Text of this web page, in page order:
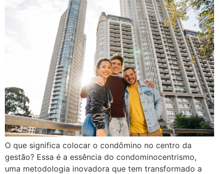
O que significa colocar o condômino no centro da
gestão? Essa é a essência do condominocentrismo,
uma metodologia inovadora que tem transformado a